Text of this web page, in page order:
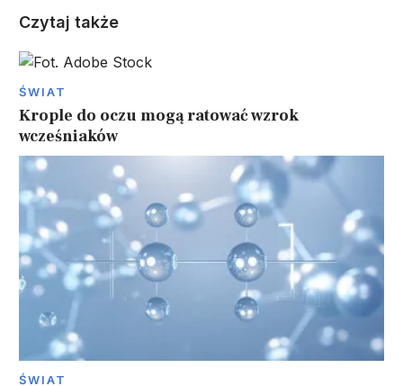
Czytaj także
ŚWIAT
Krople do oczu mogą ratować wzrok
wcześniaków
ŚWIAT